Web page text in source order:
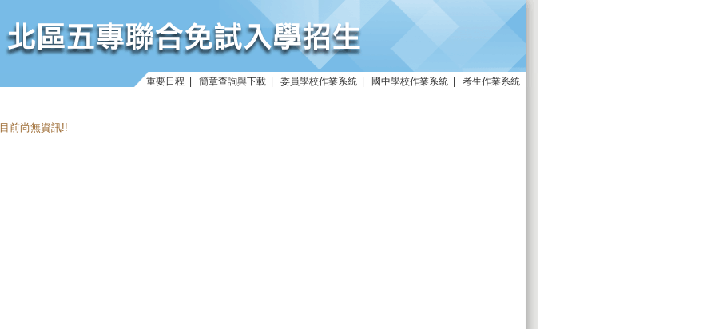
重要日程 簡章查詢與下載 委員學校作業系統 國中學校作業系統 考生作業系統
目前尚無資訊!!